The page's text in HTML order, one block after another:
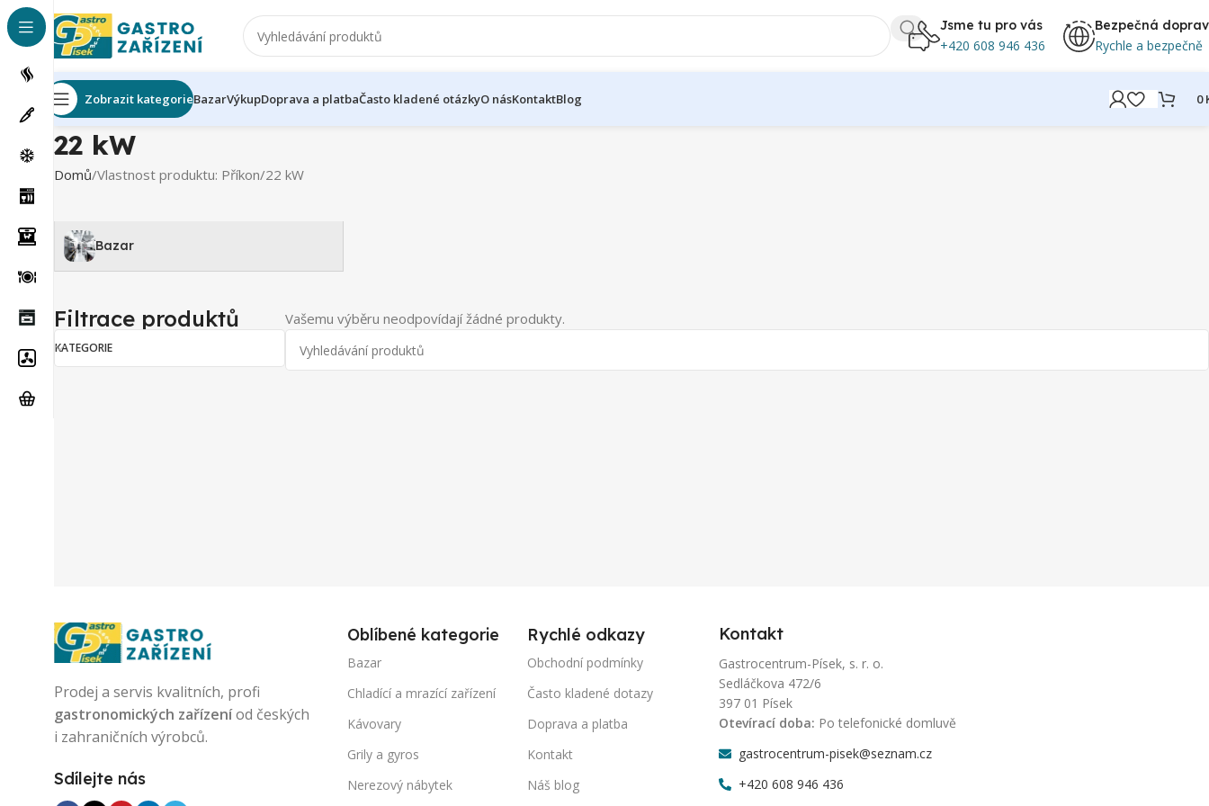
Jsme tu pro vás
+420 608 946 436
Bezpečná
Rychle a bezpečně
Zobrazit kategorieBazarVýkupDoprava a platbaČasto kladené otázkyO násKontaktBlog 0
22 kW
Domů Vlastnost produktu: Příkon 22 kW
Bazar
Filtrace produktů
KATEGORIE
Vašemu výběru neodpovídají žádné produkty.
Prodej a servis kvalitních, profi
gastronomických zařízeníod českých
i zahraničních výrobců.
Sdílejte nás
Oblíbené kategorie
Bazar
Chladící a mrazící zařízení
Kávovary
Grily a gyros
Nerezový nábytek
Rychlé odkazy
Obchodní podmínky
Často kladené dotazy
Doprava a platba
Kontakt
Náš blog
Kontakt
Gastrocentrum-Písek, s. r. o.
Sedláčkova 472/6
397 01 Písek
Otevírací doba: Po telefonické domluvě
gastrocentrum-pisek@seznam.cz
+420 608 946 436